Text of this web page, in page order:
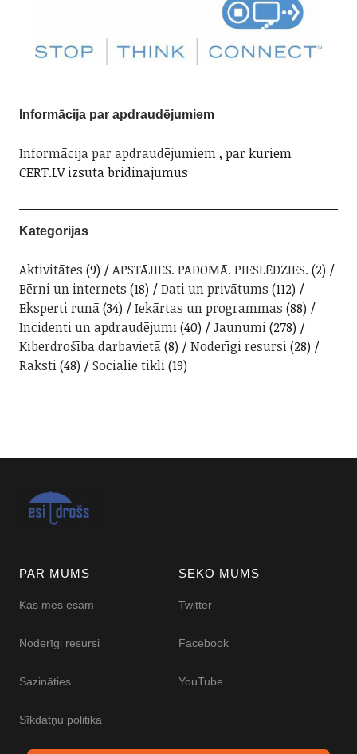
Informācija par apdraudējumiem
Informācija par apdraudējumiem, par kuriem
CERT.LV izsūta brīdinājumus
Kategorijas
Aktivitātes (9) APSTĀJIES. PADOMĀ. PIESLĒDZIES. (2)
Bērni un internets (18) Dati un privātums (112)
Eksperti runā(34) Iekārtas un programmas (88)
Incidenti un apdraudējumi(40) Jaunumi(278)
Kiberdrošība darbavietā(8) Noderīgi resursi(28)
Raksti(48) Sociālie tīkli(19)
PAR MUMS
Kas mēs esam
Noderīgi resursi
Sazināties
Sīkdatņu politika
SEKO MUMS
Twitter
Facebook
YouTube